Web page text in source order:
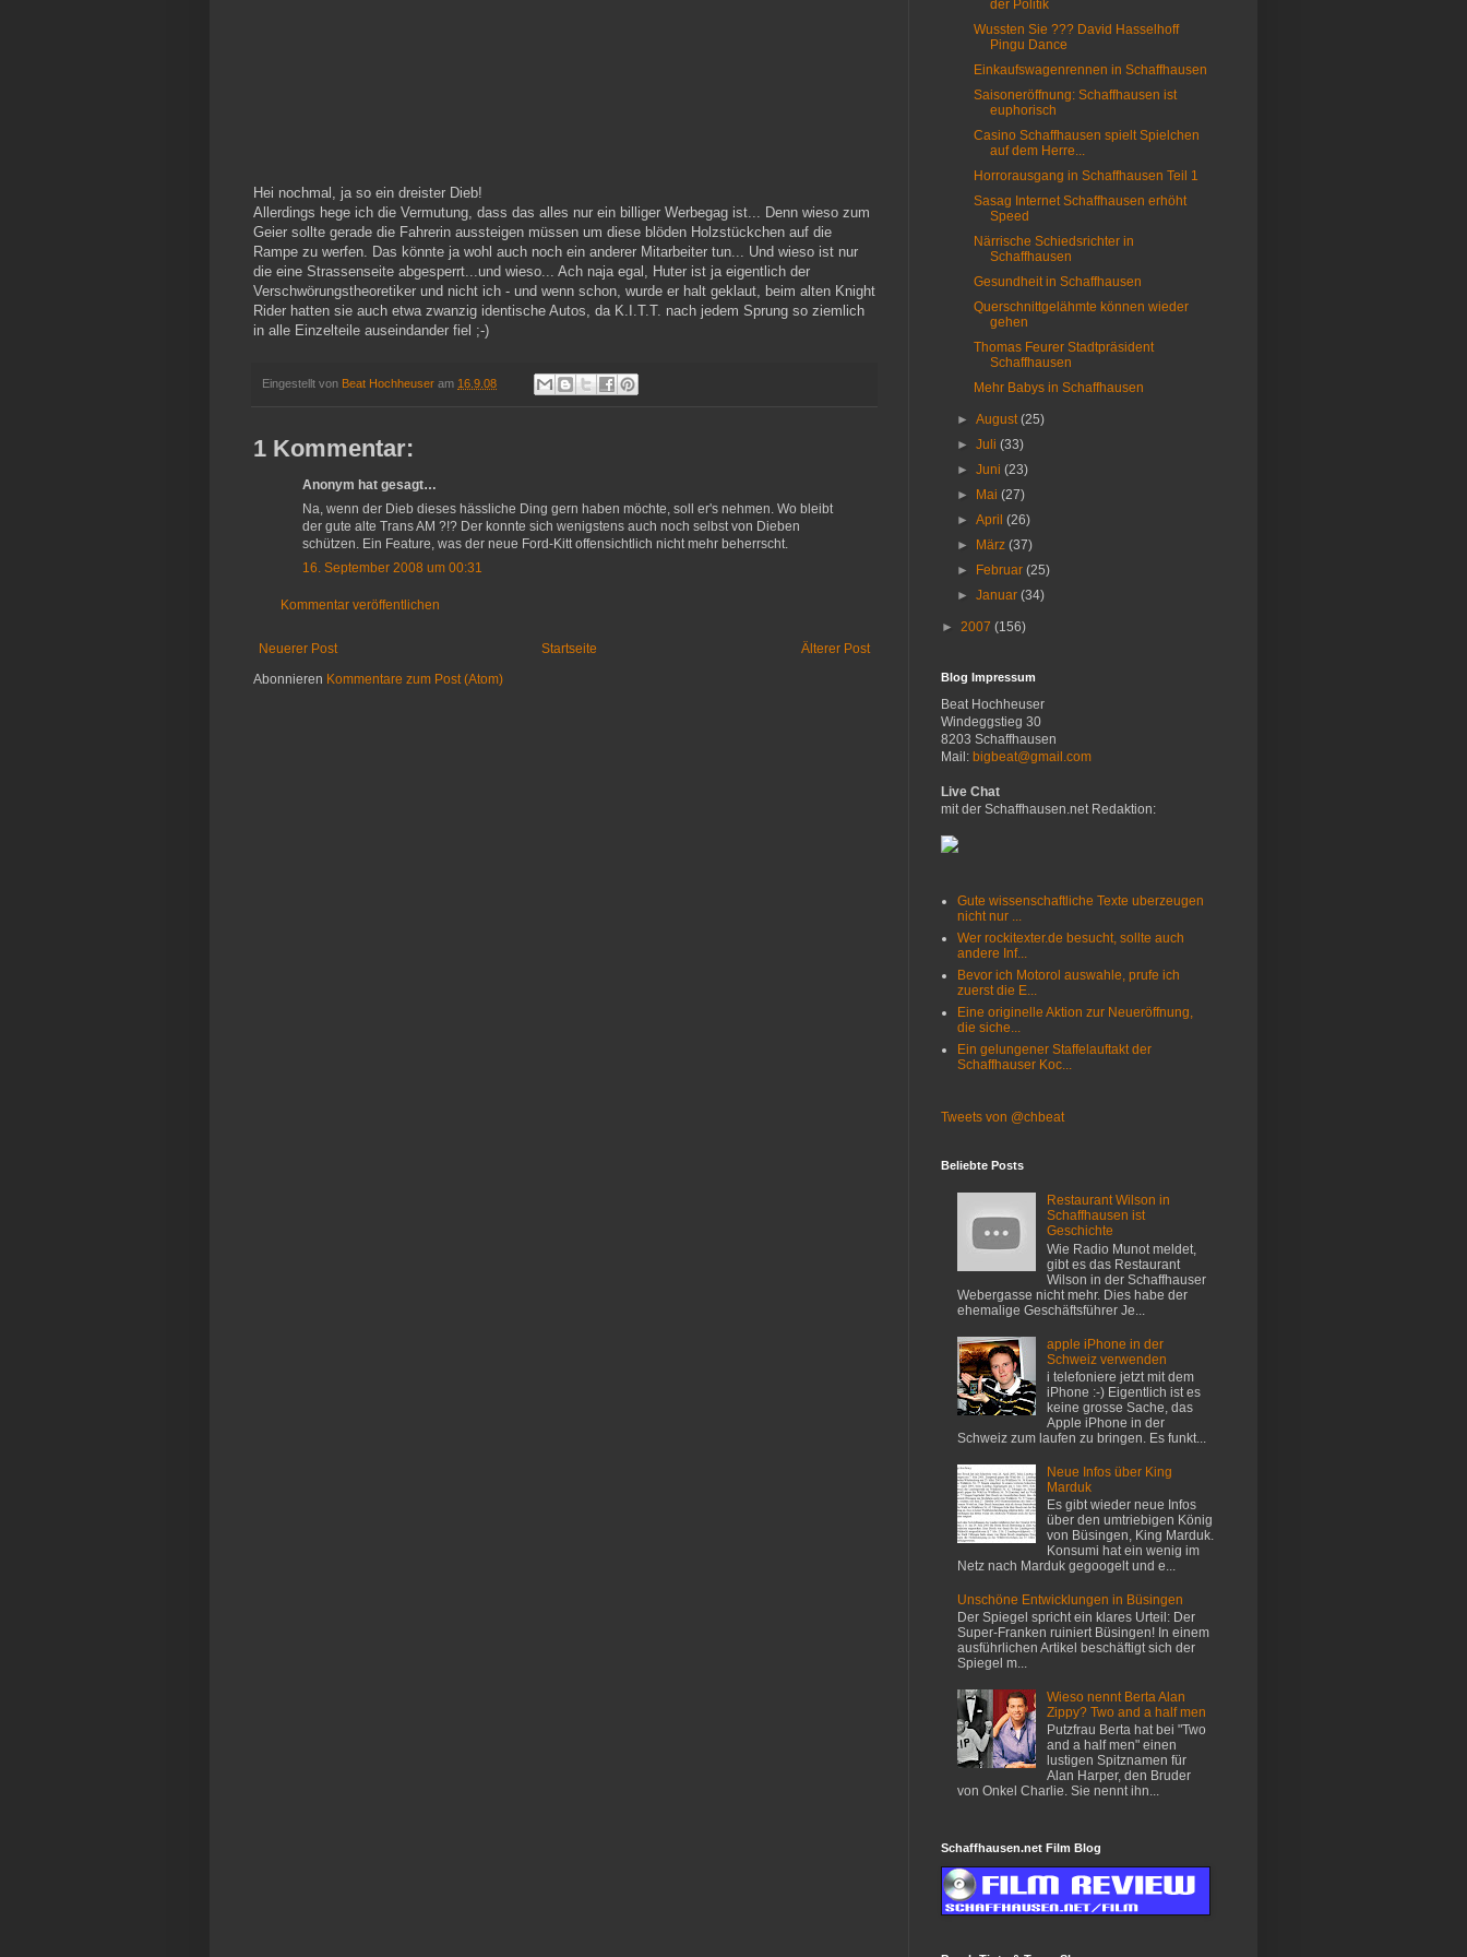
Hei nochmal, ja so ein dreister Dieb!
Allerdings hege ich die Vermutung, dass das alles nur ein billiger Werbegag ist... Denn wieso zum
Geier sollte gerade die Fahrerin aussteigen müssen um diese blöden Holzstückchen auf die
Rampe zu werfen. Das könnte ja wohl auch noch ein anderer Mitarbeiter tun... Und wieso ist nur
die eine Strassenseite abgesperrt...und wieso... Ach naja egal, Huter ist ja eigentlich der
Verschwörungstheoretiker und nicht ich - und wenn schon, wurde er halt geklaut, beim alten Knight
Rider hatten sie auch etwa zwanzig identische Autos, da K.I.T.T. nach jedem Sprung so ziemlich
in alle Einzelteile auseindander fiel ;-)
Eingestellt von Beat Hochheuser am 16.9.08
1 Kommentar:
Anonym hat gesagt…
Na, wenn der Dieb dieses hässliche Ding gern haben möchte, soll er's nehmen. Wo bleibt
der gute alte Trans AM ?!? Der konnte sich wenigstens auch noch selbst von Dieben
schützen. Ein Feature, was der neue Ford-Kitt offensichtlich nicht mehr beherrscht.
16. September 2008 um 00:31
Kommentar veröffentlichen
Neuerer Post Älterer Post
Startseite
Abonnieren Kommentare zum Post (Atom)
der Politik
Wussten Sie ??? David Hasselhoff
Pingu Dance
Einkaufswagenrennen in Schaffhausen
Saisoneröffnung: Schaffhausen ist
euphorisch
Casino Schaffhausen spielt Spielchen
auf dem Herre...
Horrorausgang in Schaffhausen Teil 1
Sasag Internet Schaffhausen erhöht
Speed
Närrische Schiedsrichter in
Schaffhausen
Gesundheit in Schaffhausen
Querschnittgelähmte können wieder
gehen
Thomas Feurer Stadtpräsident
Schaffhausen
Mehr Babys in Schaffhausen
►August(25)
►Juli(33)
►Juni(23)
►
Mai(27)
►April(26)
►
März(37)
►
Februar(25)
►Januar(34)
► 2007 (156)
Blog Impressum
Beat Hochheuser
Windeggstieg 30
8203 Schaffhausen
Mail: bigbeat@gmail.com
Live Chat
mit der Schaffhausen.net Redaktion:
Gute wissenschaftliche Texte uberzeugen
nicht nur ...
Wer rockitexter.de besucht, sollte auch
andere Inf...
Bevor ich Motorol auswahle, prufe ich
zuerst die E...
Eine originelle Aktion zur Neueröffnung,
die siche...
Ein gelungener Staffelauftakt der
Schaffhauser Koc...
Tweets von @chbeat
Beliebte Posts
Restaurant Wilson in
Schaffhausen ist
Geschichte
Wie Radio Munot meldet,
gibt es das Restaurant
Wilson in der Schaffhauser
Webergasse nicht mehr. Dies habe der
ehemalige Geschäftsführer Je...
apple iPhone in der
Schweiz verwenden
i telefoniere jetzt mit dem
iPhone :-) Eigentlich ist es
keine grosse Sache, das
Apple iPhone in der
Schweiz zum laufen zu bringen. Es funkt...
Neue Infos über King
Marduk
Es gibt wieder neue Infos
über den umtriebigen König
von Büsingen, King Marduk.
Konsumi hat ein wenig im
Netz nach Marduk gegoogelt und e...
Unschöne Entwicklungen in Büsingen
Der Spiegel spricht ein klares Urteil: Der
Super-Franken ruiniert Büsingen! In einem
ausführlichen Artikel beschäftigt sich der
Spiegel m...
Wieso nennt Berta Alan
Zippy? Two and a half men
Putzfrau Berta hat bei "Two
and a half men" einen
lustigen Spitznamen für
Alan Harper, den Bruder
von Onkel Charlie. Sie nennt ihn...
Schaffhausen.net Film Blog